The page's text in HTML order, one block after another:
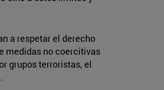
a respetar el derecho
medidas no coercitivas
grupos terroristas, el